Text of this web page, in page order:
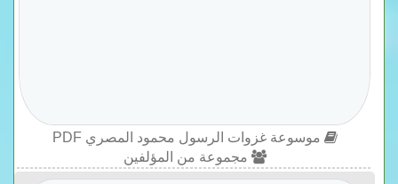
موسوعة غزوات الرسول محمود المصري PDF
مجموعة من المؤلفين